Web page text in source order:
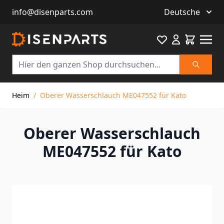
info@disenparts.com Deutsche
Suche
Favourite
Heim / Oberer Wasserschlauch ME047552 für Kato
Oberer Wasserschlauch
ME047552 für Kato